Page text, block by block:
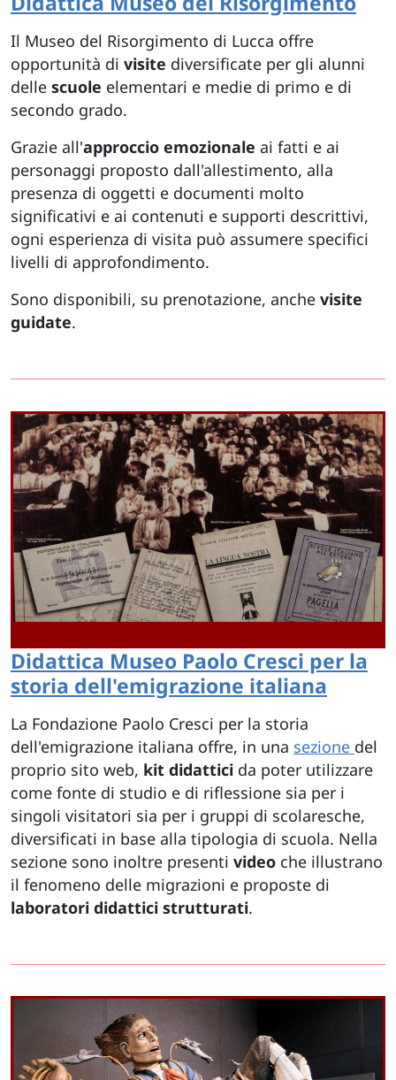
Il Museo del Risorgimento di Lucca offre
opportunità di visite diversificate per gli alunni
delle scuole elementari e medie di primo e di
secondo grado.
Grazie all'approccio emozionale ai fatti e ai
personaggi proposto dall'allestimento, alla
presenza di oggetti e documenti molto
significativi e ai contenuti e supporti descrittivi,
ogni esperienza di visita può assumere specifici
livelli di approfondimento.
Sono disponibili, su prenotazione, anche visite
guidate.
Didattica Museo Paolo Cresci per la
storia dell'emigrazione italiana
La Fondazione Paolo Cresci per la storia
dell'emigrazione italiana offre, in una sezione del
proprio sito web, kit didattici da poter utilizzare
come fonte di studio e di riflessione sia per i
singoli visitatori sia per i gruppi di scolaresche,
diversificati in base alla tipologia di scuola. Nella
sezione sono inoltre presenti video che illustrano
il fenomeno delle migrazioni e proposte di
laboratori didattici strutturati.